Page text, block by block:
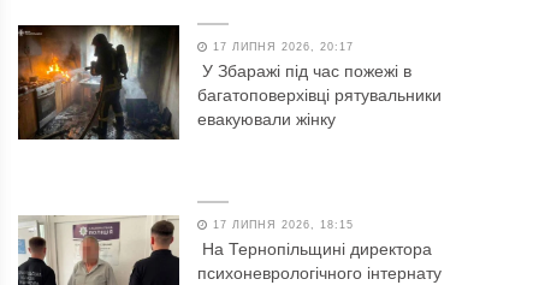
17 ЛИПНЯ 2026, 20:17
У Збаражі під час пожежі в
багатоповерхівці рятувальники
евакуювали жінку
17 ЛИПНЯ 2026, 18:15
На Тернопільщині директора
психоневрологічного інтернату